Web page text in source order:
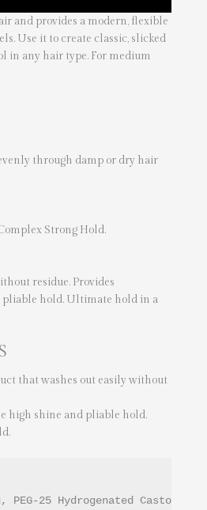
and provides a modern, flexible
Use it to create classic, slicked
in any hair type. For medium
through damp or dry hair
Strong Hold.
residue. Provides
pliable hold. Ultimate hold in a
that washes out easily without
high shine and pliable hold.
PEG-25 Hydrogenated